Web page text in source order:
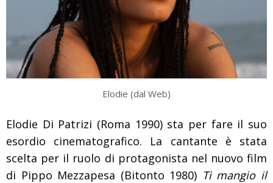
Elodie (dal Web)
Elodie Di Patrizi (Roma 1990) sta per fare il suo
esordio cinematografico. La cantante è stata
scelta per il ruolo di protagonista nel nuovo film
di Pippo Mezzapesa (Bitonto 1980) Ti mangio il